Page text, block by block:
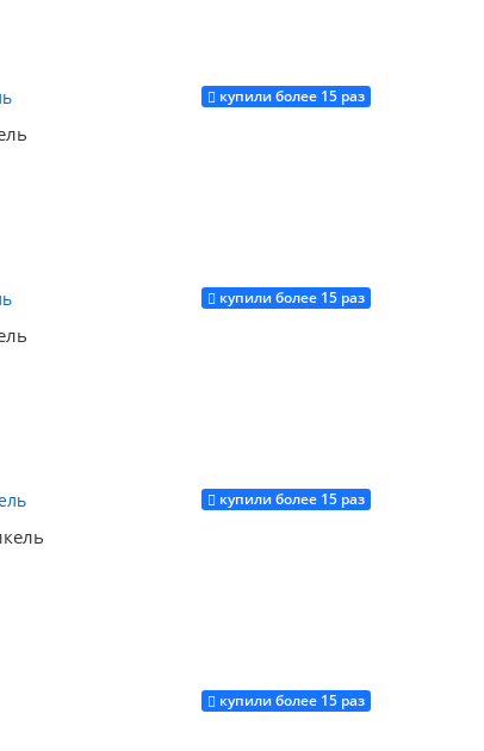
Купить
купили более 15 раз
Купить
купили более 15 раз
Купить
купили более 15 раз
Купить
купили более 15 раз